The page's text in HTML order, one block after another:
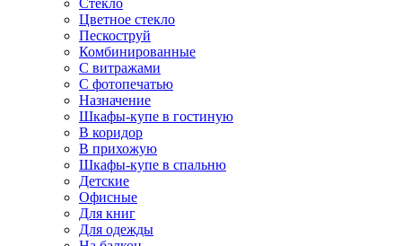
Стекло
Цветное стекло
Пескоструй
Комбинированные
С витражами
С фотопечатью
Назначение
Шкафы-купе в гостиную
В коридор
В прихожую
Шкафы-купе в спальню
Детские
Офисные
Для книг
Для одежды